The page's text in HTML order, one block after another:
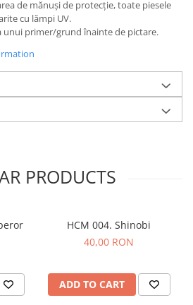
de mănuși de protecție, toate piesele
cu lămpi UV.
unui primer/grund înainte de pictare.
PRODUCTS
HCM 004. Shinobi
40,00 RON
ADD TO CART